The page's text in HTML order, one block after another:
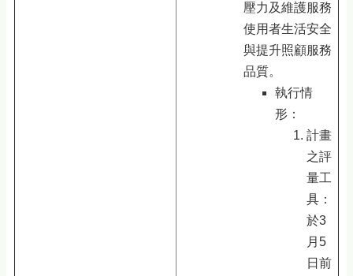
壓力及維護服務
使用者生活安全
與提升照顧服務
品質。
執行情
形：
計畫
之評
量工
具：
於3
月5
日前